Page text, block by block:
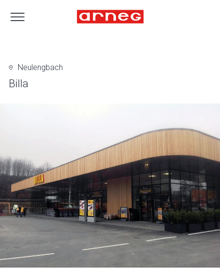
Neulengbach
Billa